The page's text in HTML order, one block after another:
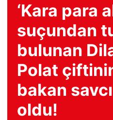
‘Kara para
suçundan
bulunan
Polat
bakan
oldu!